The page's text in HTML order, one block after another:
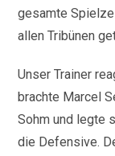
gesamte
allen Tribünen
Unser Trainer
brachte Marcel
Sohm und legte
die Defensive.